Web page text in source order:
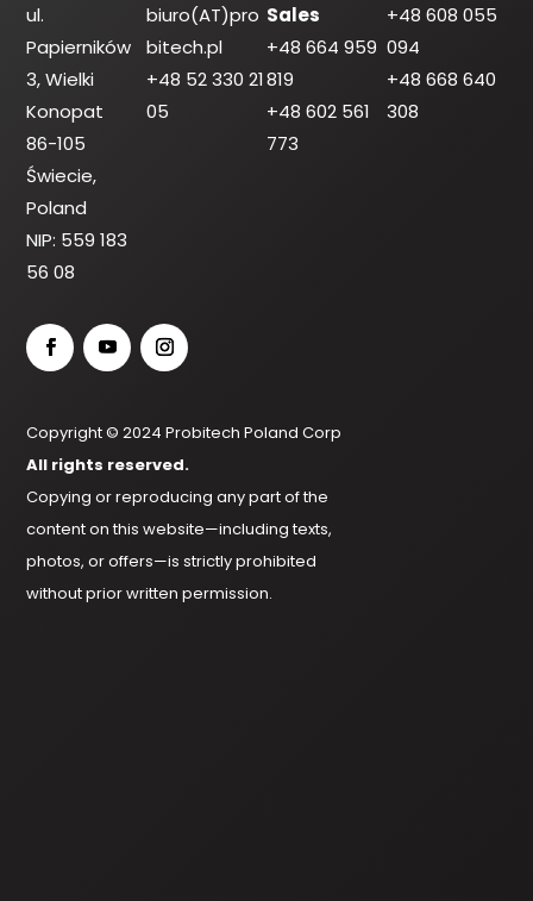
ul.
Papierników
3, Wielki
Konopat
86-105
Świecie,
Poland
NIP: 559 183
56 08
biuro(AT)pro
bitech.pl
+48 52 330 21
05
Sales
+48 664 959
819
+48 602 561
773
+48 608 055
094
+48 668 640
308
Copyright © 2024 Probitech Poland Corp
All rights reserved.
Copying or reproducing any part of the
content on this website—including texts,
photos, or offers—is strictly prohibited
without prior written permission.